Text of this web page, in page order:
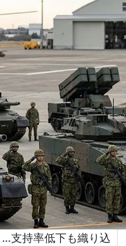
支持率低下も織り込